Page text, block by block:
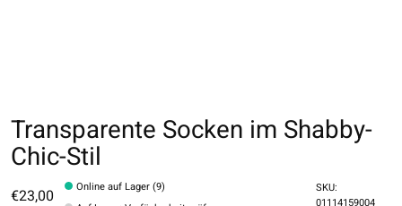
Transparente Socken im Shabby-
Chic-Stil
€23,00
Online auf Lager (9)
SKU:
01114159004